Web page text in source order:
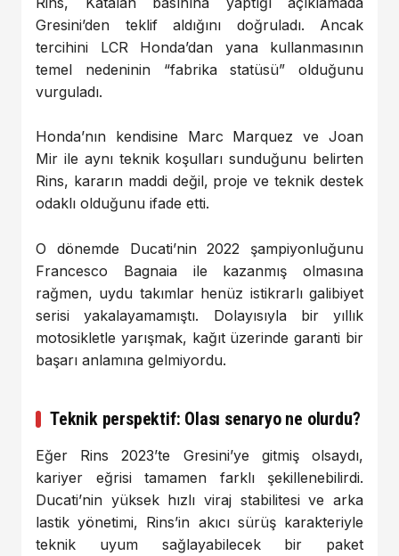
Gresini’den teklif aldığını doğruladı. Ancak
tercihini LCR Honda’dan yana kullanmasının
temel nedeninin “fabrika statüsü” olduğunu
vurguladı.
Honda’nın kendisine Marc Marquez ve Joan
Mir ile aynı teknik koşulları sunduğunu belirten
Rins, kararın maddi değil, proje ve teknik destek
odaklı olduğunu ifade etti.
O dönemde Ducati’nin 2022 şampiyonluğunu
Francesco Bagnaia ile kazanmış olmasına
rağmen, uydu takımlar henüz istikrarlı galibiyet
serisi yakalayamamıştı. Dolayısıyla bir yıllık
motosikletle yarışmak, kağıt üzerinde garanti bir
başarı anlamına gelmiyordu.
Teknik perspektif: Olası senaryo ne olurdu?
Eğer Rins 2023’te Gresini’ye gitmiş olsaydı,
kariyer eğrisi tamamen farklı şekillenebilirdi.
Ducati’nin yüksek hızlı viraj stabilitesi ve arka
lastik yönetimi, Rins’in akıcı sürüş karakteriyle
teknik uyum sağlayabilecek bir paket